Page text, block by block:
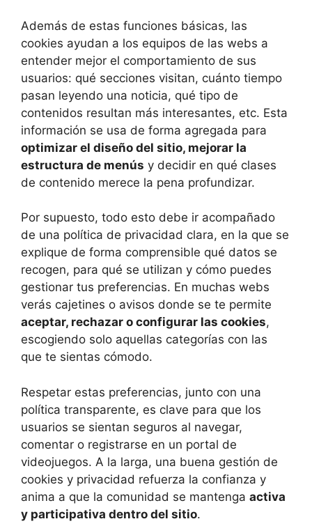
Además de estas funciones básicas, las
cookies ayudan a los equipos de las webs a
entender mejor el comportamiento de sus
usuarios: qué secciones visitan, cuánto tiempo
pasan leyendo una noticia, qué tipo de
contenidos resultan más interesantes, etc. Esta
información se usa de forma agregada para
optimizar el diseño del sitio, mejorar la
estructura de menús y decidir en qué clases
de contenido merece la pena profundizar.
Por supuesto, todo esto debe ir acompañado
de una política de privacidad clara, en la que se
explique de forma comprensible qué datos se
recogen, para qué se utilizan y cómo puedes
gestionar tus preferencias. En muchas webs
verás cajetines o avisos donde se te permite
aceptar, rechazar o configurar las cookies,
escogiendo solo aquellas categorías con las
que te sientas cómodo.
Respetar estas preferencias, junto con una
política transparente, es clave para que los
usuarios se sientan seguros al navegar,
comentar o registrarse en un portal de
videojuegos. A la larga, una buena gestión de
cookies y privacidad refuerza la confianza y
anima a que la comunidad se mantenga activa
y participativa dentro del sitio.